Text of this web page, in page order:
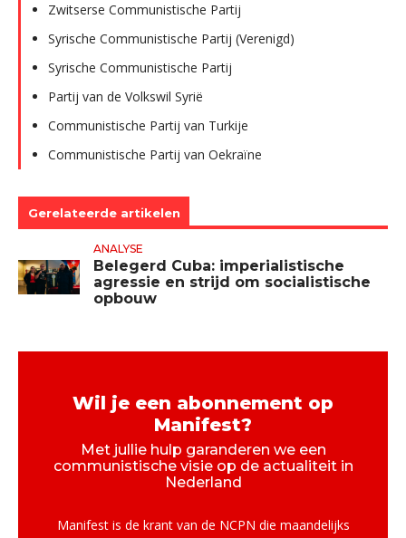
Zwitserse Communistische Partij
Syrische Communistische Partij (Verenigd)
Syrische Communistische Partij
Partij van de Volkswil Syrië
Communistische Partij van Turkije
Communistische Partij van Oekraïne
Gerelateerde artikelen
ANALYSE
Belegerd Cuba: imperialistische
agressie en strijd om socialistische
opbouw
Wil je een abonnement op
Manifest?
Met jullie hulp garanderen we een
communistische visie op de actualiteit in
Nederland
Manifest is de krant van de NCPN die maandelijks